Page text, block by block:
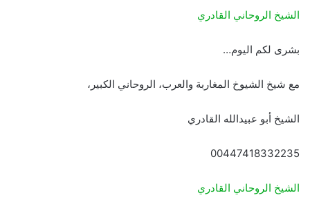
الشيخ الروحاني القادري
بشرى لكم اليوم…
مع شيخ الشيوخ المغاربة والعرب، الروحاني الكبير،
الشيخ أبو عبيدالله القادري
00447418332235
الشيخ الروحاني القادري